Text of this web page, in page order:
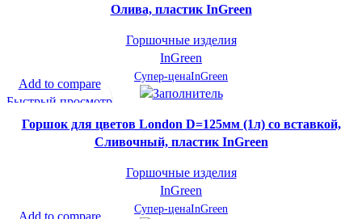
Олива, пластик InGreen
Горшочные изделия
InGreen
Супер-ценаInGreen
Add to compare
Быстрый просмотр
В желаемое
Горшок для цветов London D=125мм (1л) со вставкой,
Сливочный, пластик InGreen
Горшочные изделия
InGreen
Супер-ценаInGreen
Add to compare